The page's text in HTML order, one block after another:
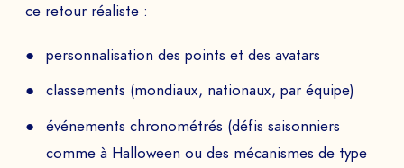
ce retour réaliste :
personnalisation des points et des avatars
classements (mondiaux, nationaux, par équipe)
événements chronométrés (défis saisonniers
comme à Halloween ou des mécanismes de type